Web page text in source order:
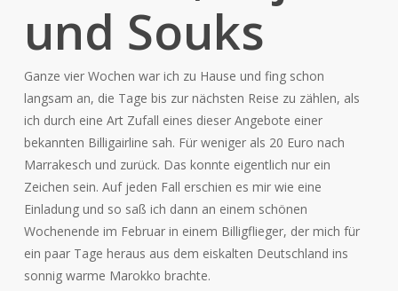
und Souks
Ganze vier Wochen war ich zu Hause und fing schon
langsam an, die Tage bis zur nächsten Reise zu zählen, als
ich durch eine Art Zufall eines dieser Angebote einer
bekannten Billigairline sah. Für weniger als 20 Euro nach
Marrakesch und zurück. Das konnte eigentlich nur ein
Zeichen sein. Auf jeden Fall erschien es mir wie eine
Einladung und so saß ich dann an einem schönen
Wochenende im Februar in einem Billigflieger, der mich für
ein paar Tage heraus aus dem eiskalten Deutschland ins
sonnig warme Marokko brachte.